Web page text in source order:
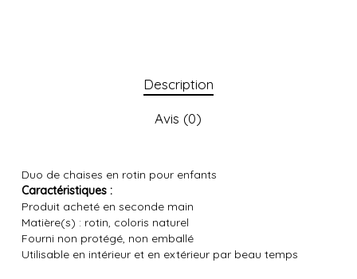
Description
Avis (0)
Duo de chaises en rotin pour enfants
Caractéristiques :
Produit acheté en seconde main
Matière(s) : rotin, coloris naturel
Fourni non protégé, non emballé
Utilisable en intérieur et en extérieur par beau temps